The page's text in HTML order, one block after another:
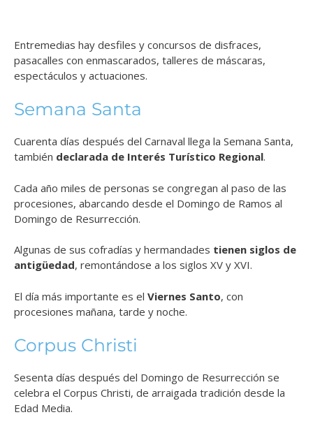
Entremedias hay desfiles y concursos de disfraces,
pasacalles con enmascarados, talleres de máscaras,
espectáculos y actuaciones.
Semana Santa
Cuarenta días después del Carnaval llega la Semana Santa,
también declarada de Interés Turístico Regional.
Cada año miles de personas se congregan al paso de las
procesiones, abarcando desde el Domingo de Ramos al
Domingo de Resurrección.
Algunas de sus cofradías y hermandades tienen siglos de
antigüedad, remontándose a los siglos XV y XVI.
El día más importante es el Viernes Santo, con
procesiones mañana, tarde y noche.
Corpus Christi
Sesenta días después del Domingo de Resurrección se
celebra el Corpus Christi, de arraigada tradición desde la
Edad Media.